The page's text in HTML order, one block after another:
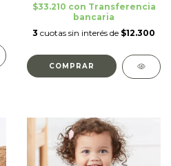
$33.210 con Transferencia
bancaria
3 cuotas sin interés de $12.300